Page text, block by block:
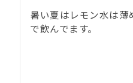
暑い夏はレモン水は